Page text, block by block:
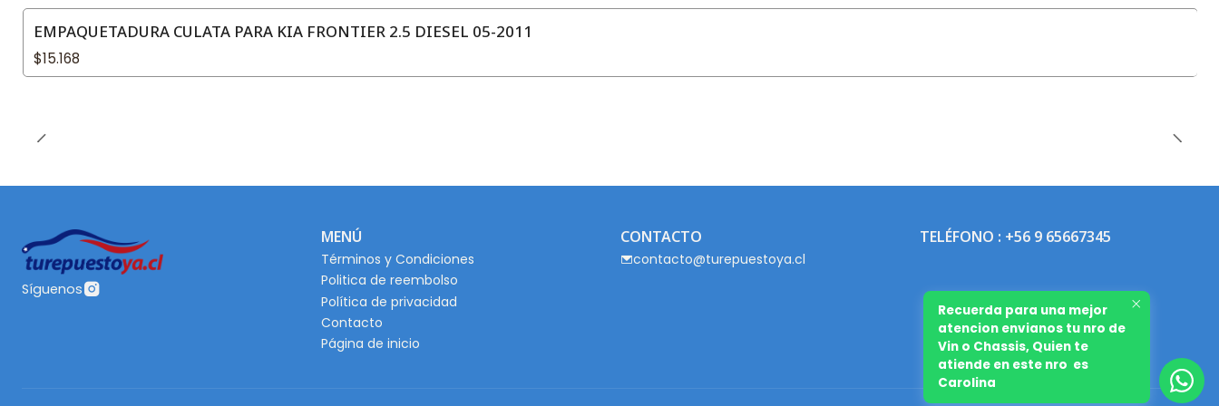
EMPAQUETADURA CULATA PARA KIA FRONTIER 2.5 DIESEL 05-2011
$15.168
Síguenos
MENÚ
Términos y Condiciones
Politica de reembolso
Política de privacidad
Contacto
Página de inicio
CONTACTO
contacto@turepuestoya.cl
TELÉFONO : +56 9 65667345
Recuerda para una mejor
atencion envianos tu nro de
Vin o Chassis, Quien te
atiende en este nro es
Carolina